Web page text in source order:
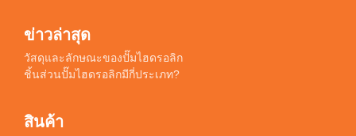
ข่าวล่าสุด
วัสดุและลักษณะของปั๊มไฮดรอลิก
ชิ้นส่วนปั๊มไฮดรอลิกมีกี่ประเภท?
สินค้า